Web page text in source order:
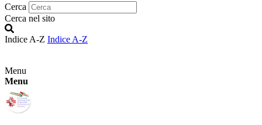
Cerca
Cerca nel sito
Indice A-Z Indice A-Z
Menu
Menu